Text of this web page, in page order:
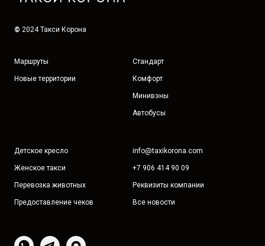
© 2024 Такси Корона
Маршруты
Новые территории
Стандарт
Комфорт
Минивэны
Автобусы
Детское кресло
Женское такси
Перевозка животных
Предоставление чеков
info@taxikorona.com
+7 906 414 90 09
Реквизиты компании
Все новости